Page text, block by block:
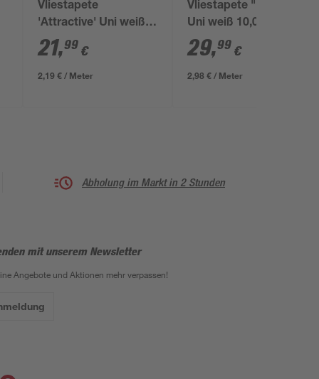
Vliestapete
'Attractive' Uni weiß
0,53 x 10,05 m
21,99 €
2,19 € / Meter
Vliestapete "Liberté"
Uni weiß 10,05 x 0,53
m
29,99 €
2,98 € / Meter
Abholung im Markt in 2 Stunden
mit unserem Newsletter
Angebote und Aktionen mehr verpassen!